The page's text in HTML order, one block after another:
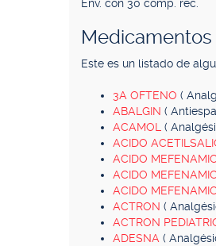
Env. con 30 comp. rec.
Este es un listado de
3A OFTENO (
ABALGIN (
ACAMOL (
ACIDO
ACIDO
ACIDO
ACIDO
ACTRON (
ACTRON
ADESNA (